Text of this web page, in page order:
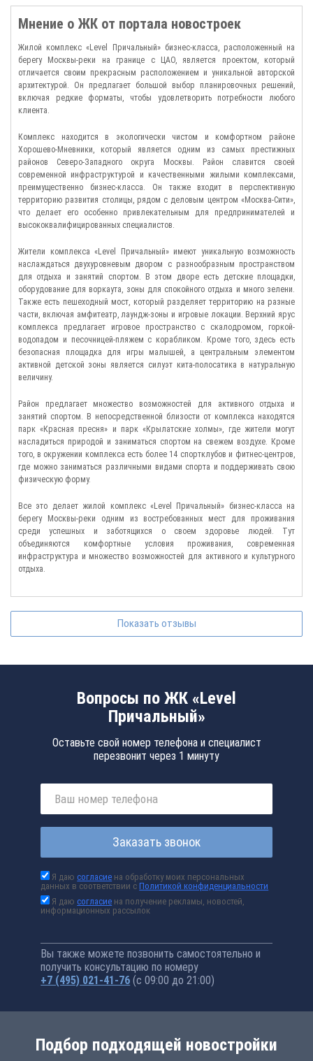
«Восток», которые расположены таким образом, чтобы вид на реку был
двора образует закрытое приватное и безопасное пространство благодаря
необычной композиции корпусов.
Стеклянные фасады верхней части комплекса сливаются с небом, облегчая
конструкцию домов и отражая красоту окружающего пространства.
Нижняя часть зданий облицована плиткой под кирпич с оттенками,
Комплекс предлагает уникальный двухуровневый двор с пространством
для жителей любого возраста. В нем предусмотрены детские площадки,
оборудование для воркаута, зоны для спокойного отдыха и большое
количество зелени. Также есть пешеходный мост, который разделяет
территорию на автономные пространства, включая амфитеатр, лаундж-
зоны и игровые локации. Верхний ярус комплекса предлагает игровое
пространство, включающее скалодром, горку-водопад и песочницу-пляж с
малышей, а центральным элементом «активной» детской зоны является
силуэт кита-полосатика, выполненный в натуральную величину.
Жилой комплекс «Level Причальный» предлагает прекрасное расположение,
авторскую архитектуру и разнообразие планировочных решений, делая
его привлекательным для жизни в Москве.
Мнение о ЖК от портала новостроек
Жилой комплекс «Level Причальный» бизнес-класса, расположенный на
берегу Москвы-реки на границе с ЦАО, является проектом, который
отличается своим прекрасным расположением и уникальной авторской
архитектурой. Он предлагает большой выбор планировочных решений,
включая редкие форматы, чтобы удовлетворить потребности любого
клиента.
Комплекс находится в экологически чистом и комфортном районе
Хорошево-Мневники, который является одним из самых престижных
районов Северо-Западного округа Москвы. Район славится своей
современной инфраструктурой и качественными жилыми комплексами,
преимущественно бизнес-класса. Он также входит в перспективную
территорию развития столицы, рядом с деловым центром «Москва-Сити»,
что делает его особенно привлекательным для предпринимателей и
высококвалифицированных специалистов.
Жители комплекса «Level Причальный» имеют уникальную возможность
наслаждаться двухуровневым двором с разнообразным пространством
для отдыха и занятий спортом. В этом дворе есть детские площадки,
оборудование для воркаута, зоны для спокойного отдыха и много зелени.
Также есть пешеходный мост, который разделяет территорию на разные
части, включая амфитеатр, лаундж-зоны и игровые локации. Верхний ярус
комплекса предлагает игровое пространство с скалодромом, горкой-
водопадом и песочницей-пляжем с корабликом. Кроме того, здесь есть
безопасная площадка для игры малышей, а центральным элементом
активной детской зоны является силуэт кита-полосатика в натуральную
величину.
Район предлагает множество возможностей для активного отдыха и
занятий спортом. В непосредственной близости от комплекса находятся
парк «Красная пресня» и парк «Крылатские холмы», где жители могут
насладиться природой и заниматься спортом на свежем воздухе. Кроме
того, в окружении комплекса есть более 14 спортклубов и фитнес-центров,
где можно заниматься различными видами спорта и поддерживать свою
физическую форму.
Все это делает жилой комплекс «Level Причальный» бизнес-класса на
берегу Москвы-реки одним из востребованных мест для проживания
среди успешных и заботящихся о своем здоровье людей. Тут
объединяются комфортные условия проживания, современная
инфраструктура и множество возможностей для активного и культурного
отдыха.
Показать отзывы
Вопросы по ЖК «Level
Причальный»
Оставьте свой номер телефона и специалист
перезвонит через 1 минуту
Заказать звонок
Я даюсогласие на обработку моих персональных
данных в соответствии сПолитикой конфиденциальности
Я даюсогласие на получение рекламы, новостей,
информационных рассылок
Вы также можете позвонить самостоятельно и
получить консультацию по номеру
+7 (495) 021-41-76 (с 09:00 до 21:00)
Подбор подходящей новостройки